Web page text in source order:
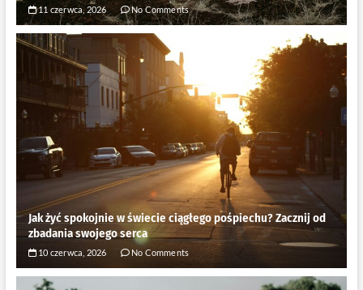
11 czerwca, 2026 No Comments
Jak żyć spokojnie w świecie ciągłego pośpiechu? Zacznij od
zbadania swojego serca
10 czerwca, 2026 No Comments